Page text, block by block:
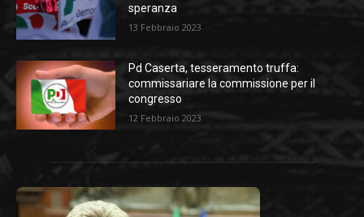
speranza
13 Febbraio 2023
Pd Caserta, tesseramento truffa:
commissariare la commissione per il
congresso
12 Febbraio 2023